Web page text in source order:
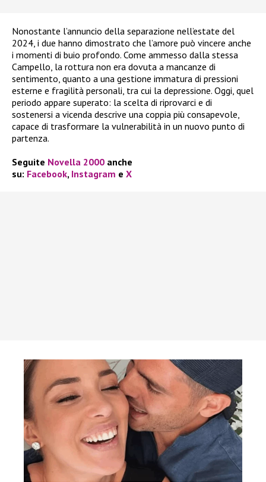
Nonostante l’annuncio della separazione nell’estate del
2024, i due hanno dimostrato che l’amore può vincere anche
i momenti di buio profondo. Come ammesso dalla stessa
Campello, la rottura non era dovuta a mancanze di
sentimento, quanto a una gestione immatura di pressioni
esterne e fragilità personali, tra cui la depressione. Oggi, quel
periodo appare superato: la scelta di riprovarci e di
sostenersi a vicenda descrive una coppia più consapevole,
capace di trasformare la vulnerabilità in un nuovo punto di
partenza.
Seguite Novella 2000 anche
su: Facebook, Instagram e X